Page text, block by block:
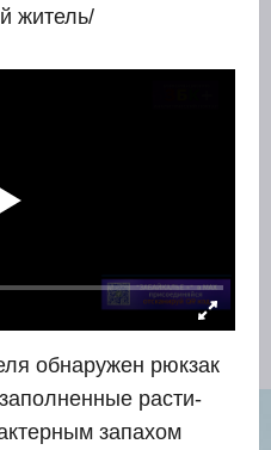
житель/
обна­ру­жен рюк­зак
рас­ти­
запа­хом